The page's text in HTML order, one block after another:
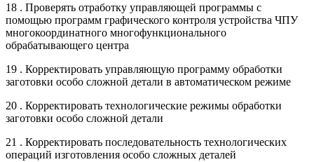
18 . Проверять отработку управляющей программы с
помощью программ графического контроля устройства ЧПУ
многокоординатного многофункционального
обрабатывающего центра
19 . Корректировать управляющую программу обработки
заготовки особо сложной детали в автоматическом режиме
20 . Корректировать технологические режимы обработки
заготовки особо сложной детали
21 . Корректировать последовательность технологических
операций изготовления особо сложных деталей